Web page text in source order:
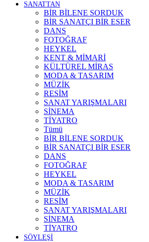
SANATTAN
BİR BİLENE SORDUK
BİR SANATÇI BİR ESER
DANS
FOTOĞRAF
HEYKEL
KENT & MİMARİ
KÜLTÜREL MİRAS
MODA & TASARIM
MÜZİK
RESİM
SANAT YARIŞMALARI
SİNEMA
TİYATRO
Tümü
BİR BİLENE SORDUK
BİR SANATÇI BİR ESER
DANS
FOTOĞRAF
HEYKEL
MODA & TASARIM
MÜZİK
RESİM
SANAT YARIŞMALARI
SİNEMA
TİYATRO
SÖYLEŞİ